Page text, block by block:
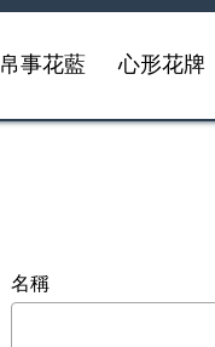
帛事花藍 心形花牌
名稱